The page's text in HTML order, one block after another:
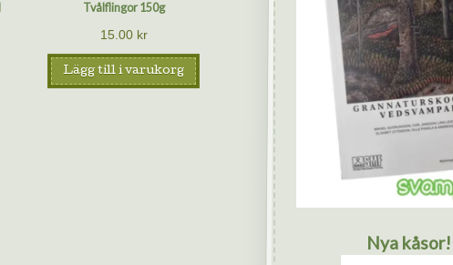
Tvålflingor 150g
15.00 kr
Lägg till i varukorg
Nya kåsor!